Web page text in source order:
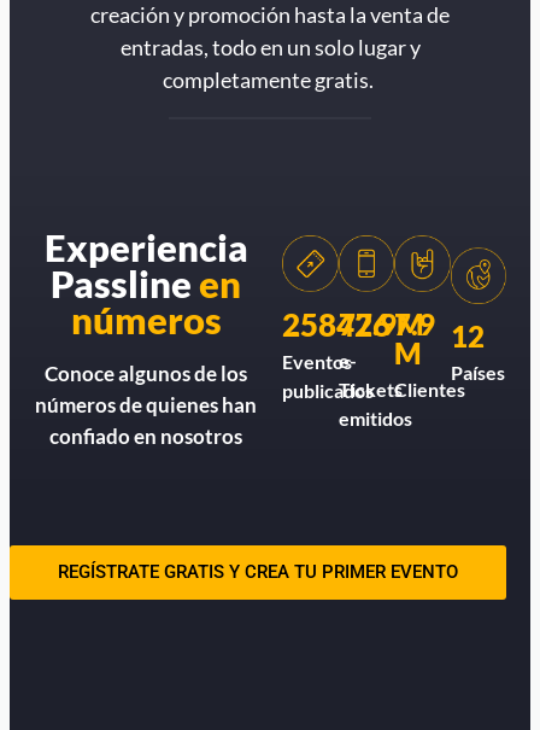
creación y promoción hasta la venta de
entradas, todo en un solo lugar y
completamente gratis.
Experiencia
Passlineen
números
Conoce algunos de los
números de quienes han
confiado en nosotros
258426
Eventos
publicados
77.9M
e-
Tickets
emitidos
7.9
M
Clientes
12
Países
REGÍSTRATE GRATIS Y CREA TU PRIMER EVENTO